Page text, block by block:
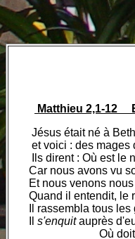
Matthieu 2,1-12
Jésus était né à
et voici : des mages
Ils dirent : Où est le
Car nous avons vu
Et nous venons nous
Quand il entendit, le
Il rassembla tous les
s'enquitauprès
Où doit